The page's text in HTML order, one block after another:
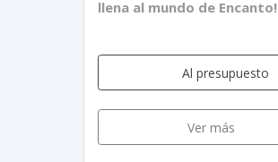
llena al mundo de Encanto!
Al presupuesto
Ver más